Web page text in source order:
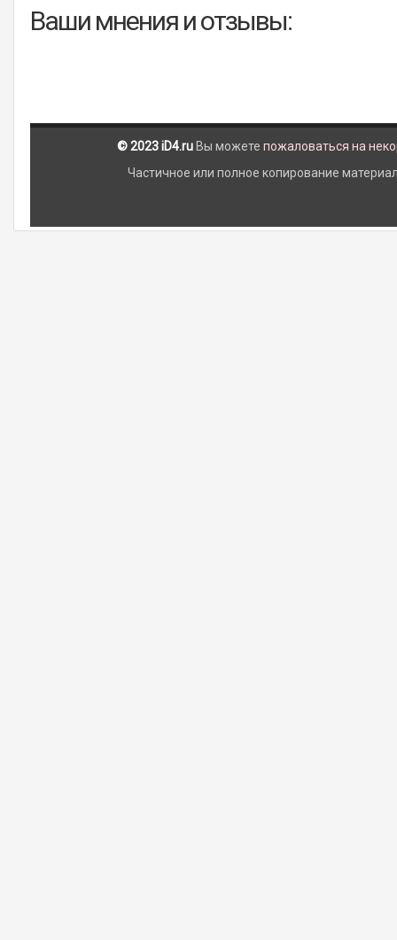
Ваши мнения и отзывы:
© 2023 iD4.ru Вы можете пожаловаться на
Частичное или полное копирование